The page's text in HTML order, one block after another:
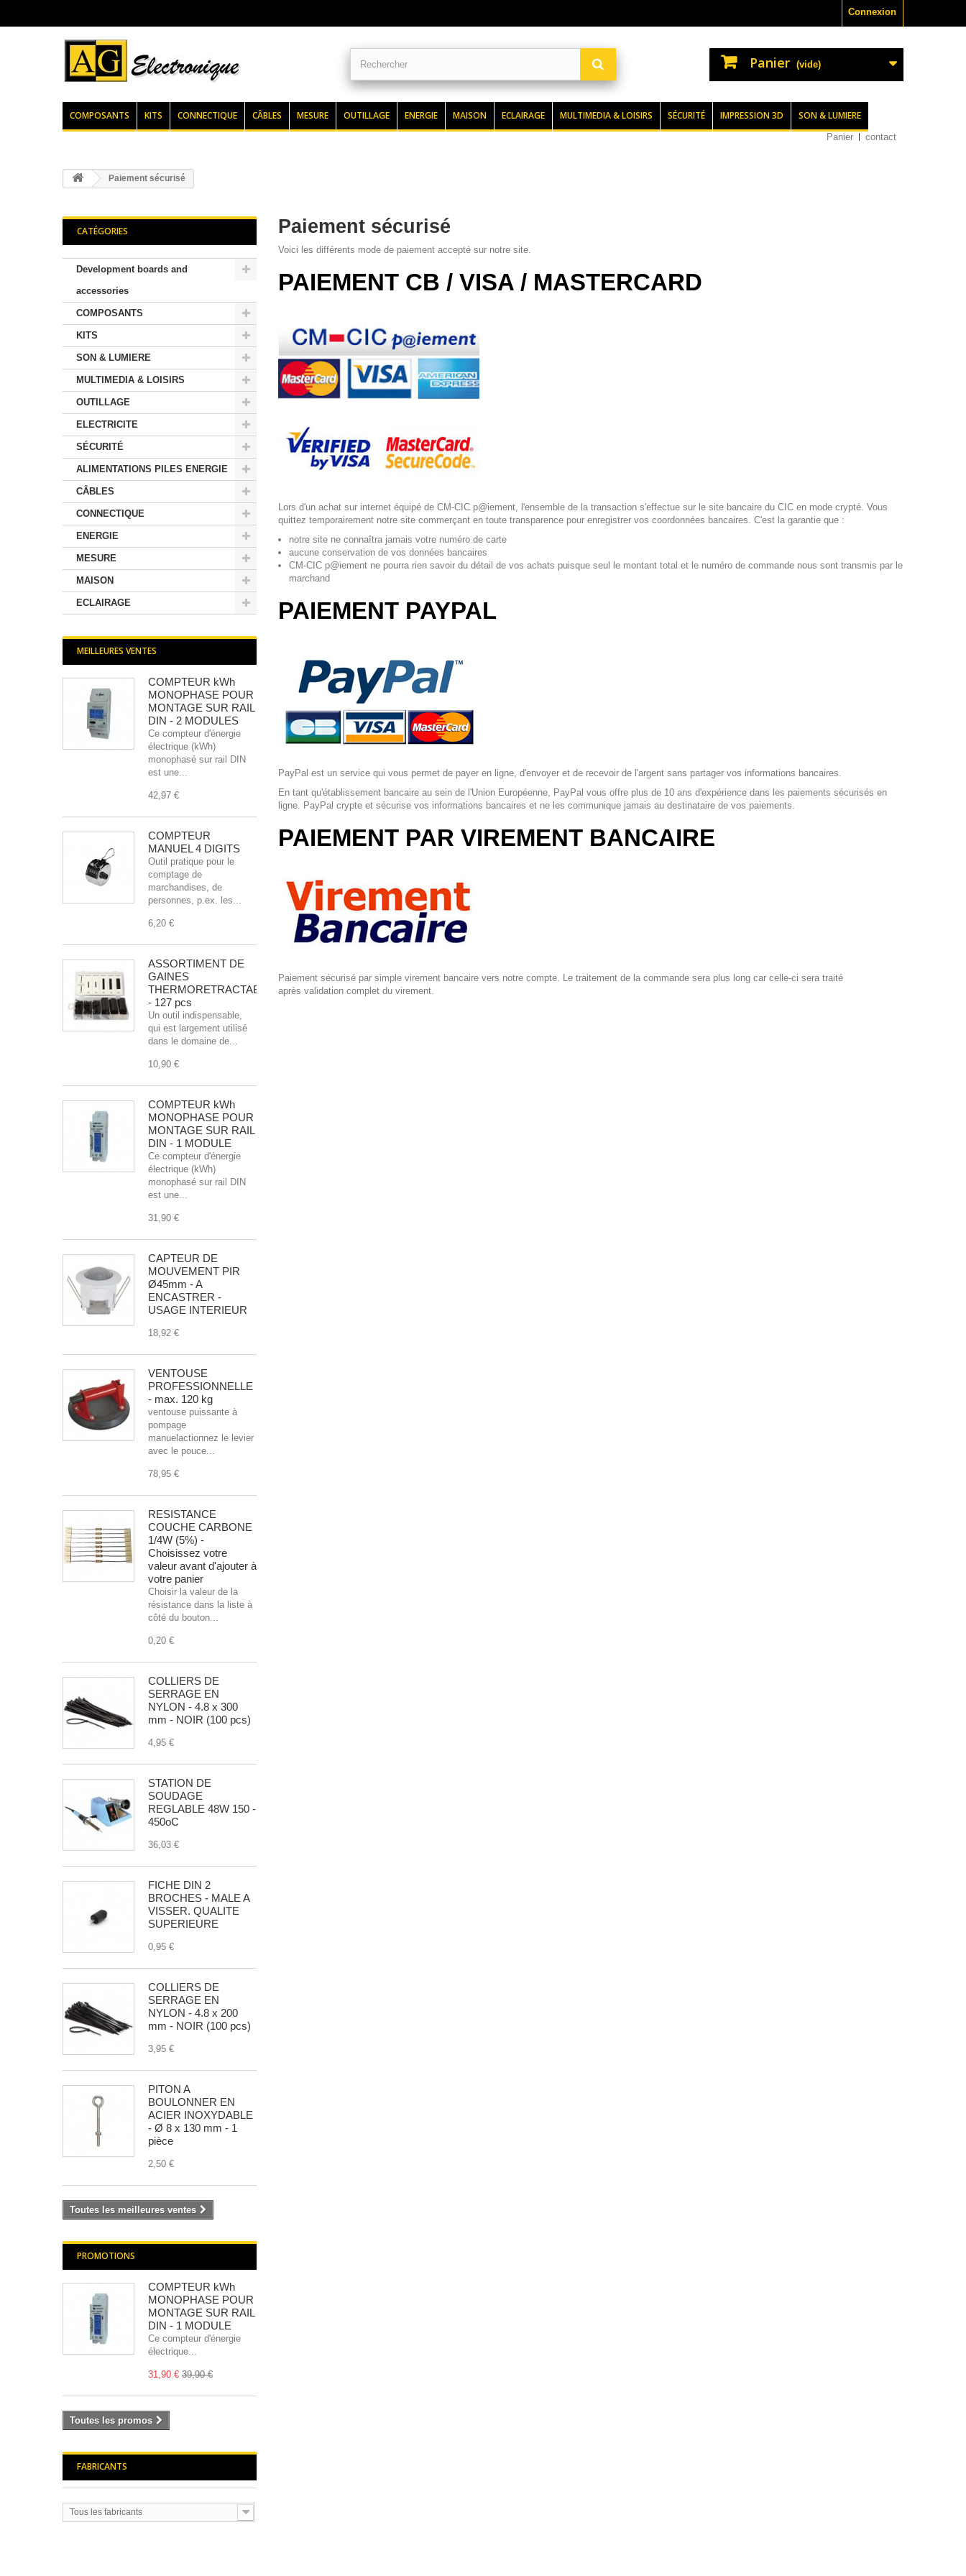
Connexion
Panier (vide)
COMPOSANTS KITS CONNECTIQUE CÂBLES MESURE OUTILLAGE ENERGIE MAISON ECLAIRAGE MULTIMEDIA & LOISIRS SÉCURITÉ IMPRESSION 3D SON & LUMIERE
Panier contact
Paiement sécurisé
CATÉGORIES
Development boards and
accessories
COMPOSANTS
KITS
SON & LUMIERE
MULTIMEDIA & LOISIRS
OUTILLAGE
ELECTRICITE
SÉCURITÉ
ALIMENTATIONS PILES ENERGIE
CÂBLES
CONNECTIQUE
ENERGIE
MESURE
MAISON
ECLAIRAGE
MEILLEURES VENTES
COMPTEUR kWh
MONOPHASE POUR
MONTAGE SUR RAIL
DIN - 2 MODULES
Ce compteur d'énergie
électrique (kWh)
monophasé sur rail DIN
est une...
42,97 €
COMPTEUR
MANUEL 4 DIGITS
Outil pratique pour le
comptage de
marchandises, de
personnes, p.ex. les...
6,20 €
ASSORTIMENT DE
GAINES
THERMORETRACTABLES
- 127 pcs
Un outil indispensable,
qui est largement utilisé
dans le domaine de...
10,90 €
COMPTEUR kWh
MONOPHASE POUR
MONTAGE SUR RAIL
DIN - 1 MODULE
Ce compteur d'énergie
électrique (kWh)
monophasé sur rail DIN
est une...
31,90 €
CAPTEUR DE
MOUVEMENT PIR
Ø45mm - A
ENCASTRER -
USAGE INTERIEUR
18,92 €
VENTOUSE
PROFESSIONNELLE
- max. 120 kg
ventouse puissante à
pompage
manuelactionnez le levier
avec le pouce...
78,95 €
RESISTANCE
COUCHE CARBONE
1/4W (5%) -
Choisissez votre
valeur avant d'ajouter à
votre panier
Choisir la valeur de la
résistance dans la liste à
côté du bouton...
0,20 €
COLLIERS DE
SERRAGE EN
NYLON - 4.8 x 300
mm - NOIR (100 pcs)
4,95 €
STATION DE
SOUDAGE
REGLABLE 48W 150 -
450oC
36,03 €
FICHE DIN 2
BROCHES - MALE A
VISSER. QUALITE
SUPERIEURE
0,95 €
COLLIERS DE
SERRAGE EN
NYLON - 4.8 x 200
mm - NOIR (100 pcs)
3,95 €
PITON A
BOULONNER EN
ACIER INOXYDABLE
- Ø 8 x 130 mm - 1
pièce
2,50 €
Toutes les meilleures ventes
PROMOTIONS
COMPTEUR kWh
MONOPHASE POUR
MONTAGE SUR RAIL
DIN - 1 MODULE
Ce compteur d'énergie
électrique...
31,90 € 39,90 €
Toutes les promos
FABRICANTS
Tous les fabricants
Paiement sécurisé
Voici les différents mode de paiement accepté sur notre site.
PAIEMENT CB / VISA / MASTERCARD
Lors d'un achat sur internet équipé de CM-CIC p@iement , l'ensemble de la transaction s'effectue sur le site bancaire du CIC en mode crypté. Vous
quittez temporairement notre site commerçant en toute transparence pour enregistrer vos coordonnées bancaires. C'est la garantie que :
notre site ne connaîtra jamais votre numéro de carte
aucune conservation de vos données bancaires
CM-CIC p@iement ne pourra rien savoir du détail de vos achats puisque seul le montant total et le numéro de commande nous sont transmis par le
marchand
PAIEMENT PAYPAL
PayPal est un service qui vous permet de payer en ligne, d'envoyer et de recevoir de l'argent sans partager vos informations bancaires.
En tant qu'établissement bancaire au sein de l'Union Européenne, PayPal vous offre plus de 10 ans d'expérience dans les paiements sécurisés en
ligne. PayPal crypte et sécurise vos informations bancaires et ne les communique jamais au destinataire de vos paiements.
PAIEMENT PAR VIREMENT BANCAIRE
Paiement sécurisé par simple virement bancaire vers notre compte. Le traitement de la commande sera plus long car celle-ci sera traité
après validation complet du virement.